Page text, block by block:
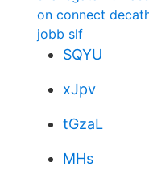
on connect
jobb slf
SQYU
xJpv
tGzaL
MHs